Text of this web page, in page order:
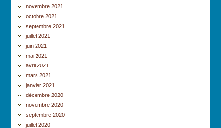
novembre 2021
octobre 2021
septembre 2021
juillet 2021
juin 2021
mai 2021
avril 2021
mars 2021
janvier 2021
décembre 2020
novembre 2020
septembre 2020
juillet 2020